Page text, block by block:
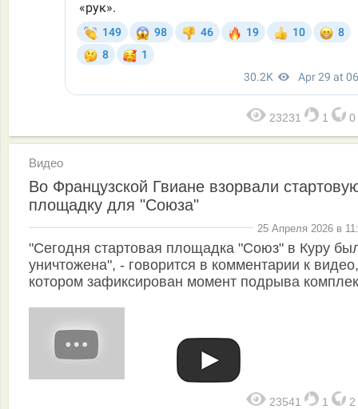
23231 1 0
Видео
Во Французской Гвиане взорвали
площадку для "Союза"
25 Апреля 2026 в
"Сегодня стартовая площадка "Союз" в Куру
уничтожена", - говорится в комментарии к
котором зафиксирован момент подрыва
23541 1 2